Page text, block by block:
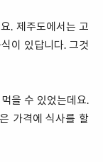
. 제주도에서는 고
이 있답니다. 그것
을 수 있었는데요.
가격에 식사를 할